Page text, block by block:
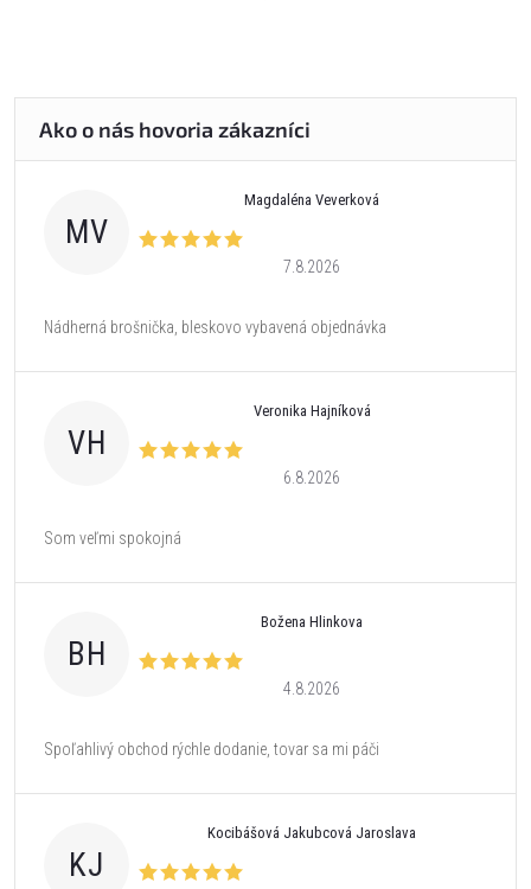
MV
Magdaléna Veverková
7.8.2026
Nádherná brošnička, bleskovo vybavená objednávka
VH
Veronika Hajníková
6.8.2026
Som veľmi spokojná
BH
Božena Hlinkova
4.8.2026
Spoľahlivý obchod rýchle dodanie, tovar sa mi páči
KJ
Kocibášová Jakubcová Jaroslava